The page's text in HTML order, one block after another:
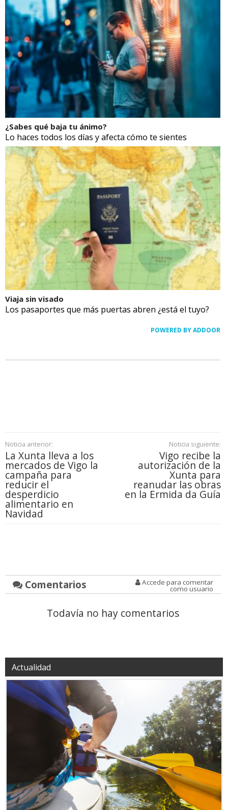
¿Sabes qué baja tu ánimo?
Lo haces todos los días y afecta cómo te sientes
Viaja sin visado
Los pasaportes que más puertas abren ¿está el tuyo?
POWERED BY ADDOOR
Noticia anterior:
La Xunta lleva a los
mercados de Vigo la
campaña para
reducir el
desperdicio
alimentario en
Navidad
Noticia siguiente:
Vigo recibe la
autorización de la
Xunta para
reanudar las obras
en la Ermida da Guía
Comentarios Accede para comentar
como usuario
Todavía no hay comentarios
Actualidad